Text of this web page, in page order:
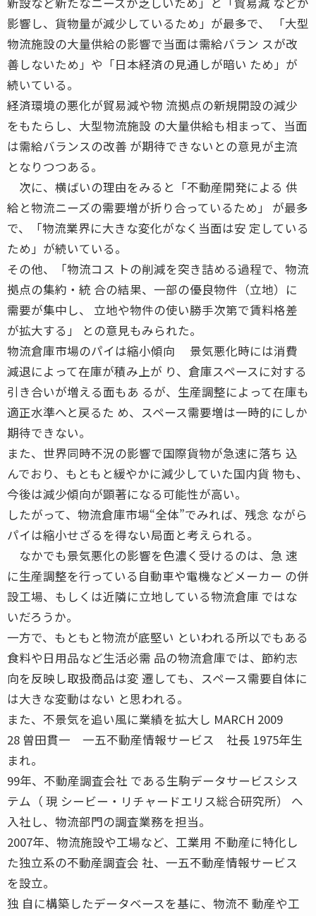
影響し、貨物量が減少しているため」が最多で、 「大型
物流施設の大量供給の影響で当面は需給バラン スが改
善しないため」や「日本経済の見通しが暗い ため」が
続いている。
経済環境の悪化が貿易減や物 流拠点の新規開設の減少
をもたらし、大型物流施設 の大量供給も相まって、当面
は需給バランスの改善 が期待できないとの意見が主流
となりつつある。
次に、横ばいの理由をみると「不動産開発による 供
給と物流ニーズの需要増が折り合っているため」 が最多
で、「物流業界に大きな変化がなく当面は安 定している
ため」が続いている。
その他、「物流コス トの削減を突き詰める過程で、物流
拠点の集約・統 合の結果、一部の優良物件（立地）に
需要が集中し、 立地や物件の使い勝手次第で賃料格差
が拡大する」 との意見もみられた。
物流倉庫市場のパイは縮小傾向 景気悪化時には消費
減退によって在庫が積み上が り、倉庫スペースに対する
引き合いが増える面もあ るが、生産調整によって在庫も
適正水準へと戻るた め、スペース需要増は一時的にしか
期待できない。
また、世界同時不況の影響で国際貨物が急速に落ち 込
んでおり、もともと緩やかに減少していた国内貨 物も、
今後は減少傾向が顕著になる可能性が高い。
したがって、物流倉庫市場“全体”でみれば、残念 ながら
パイは縮小せざるを得ない局面と考えられる。
なかでも景気悪化の影響を色濃く受けるのは、急 速
に生産調整を行っている自動車や電機などメーカー の併
設工場、もしくは近隣に立地している物流倉庫 ではな
いだろうか。
一方で、もともと物流が底堅い といわれる所以でもある
食料や日用品など生活必需 品の物流倉庫では、節約志
向を反映し取扱商品は変 遷しても、スペース需要自体に
は大きな変動はない と思われる。
また、不景気を追い風に業績を拡大し MARCH 2009
28 曽田貫一 一五不動産情報サービス 社長 1975年生
まれ。
99年、不動産調査会社 である生駒データサービスシス
テム（ 現 シービー・リチャードエリス総合研究所） へ
入社し、物流部門の調査業務を担当。
2007年、物流施設や工場など、工業用 不動産に特化し
た独立系の不動産調査会 社、一五不動産情報サービス
を設立。
独 自に構築したデータベースを基に、物流不 動産や工